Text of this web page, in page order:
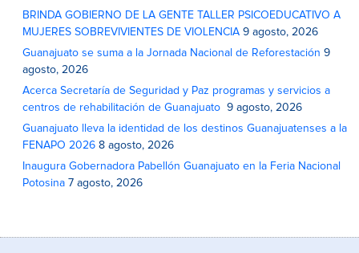
BRINDA GOBIERNO DE LA GENTE TALLER PSICOEDUCATIVO A
MUJERES SOBREVIVIENTES DE VIOLENCIA 9 agosto, 2026
Guanajuato se suma a la Jornada Nacional de Reforestación 9
agosto, 2026
Acerca Secretaría de Seguridad y Paz programas y servicios a
centros de rehabilitación de Guanajuato
9 agosto, 2026
Guanajuato lleva la identidad de los destinos Guanajuatenses a la
FENAPO 2026 8 agosto, 2026
Inaugura Gobernadora Pabellón Guanajuato en la Feria Nacional
Potosina 7 agosto, 2026